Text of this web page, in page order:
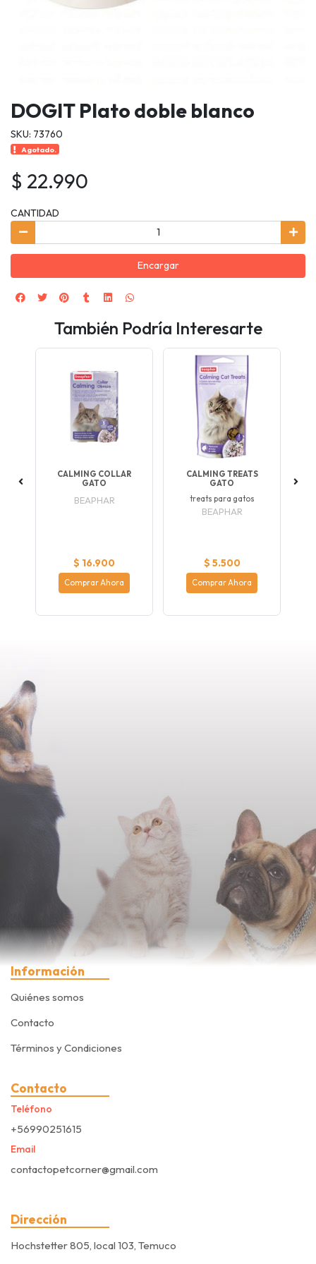
DOGIT Plato doble blanco
SKU: 73760
Agotado.
$ 22.990
CANTIDAD
Encargar
También Podría Interesarte
CALMING COLLAR
GATO
BEAPHAR
$ 16.900
Comprar Ahora
CALMING TREATS
GATO
treats para gatos
BEAPHAR
$ 5.500
Comprar Ahora
Información
Quiénes somos
Contacto
Términos y Condiciones
Contacto
Teléfono
+56990251615
Email
contactopetcorner@gmail.com
Dirección
Hochstetter 805, local 103, Temuco